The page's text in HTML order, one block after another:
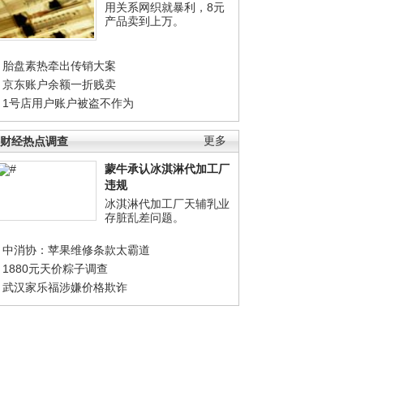
用关系网织就暴利，8元
产品卖到上万。
胎盘素热牵出传销大案
京东账户余额一折贱卖
1号店用户账户被盗不作为
更多
财经热点调查
蒙牛承认冰淇淋代加工厂
违规
冰淇淋代加工厂天辅乳业
存脏乱差问题。
中消协：苹果维修条款太霸道
1880元天价粽子调查
武汉家乐福涉嫌价格欺诈